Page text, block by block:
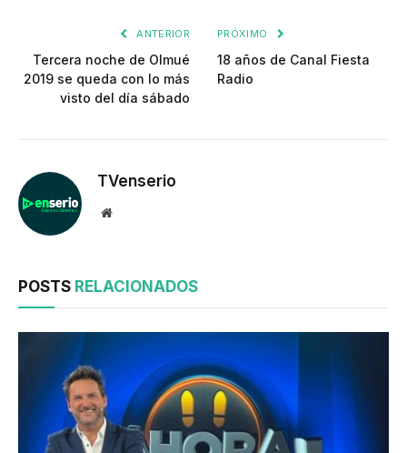
ANTERIOR
Tercera noche de Olmué
2019 se queda con lo más
visto del día sábado
PRÓXIMO
18 años de Canal Fiesta
Radio
TVenserio
Website
POSTS RELACIONADOS